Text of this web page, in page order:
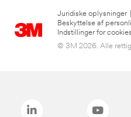
Juridiske oplysninger
Beskyttelse af
Indstillinger for cookies
© 3M 2026. Alle